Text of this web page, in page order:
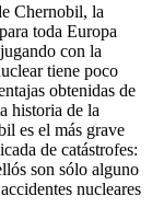
Chernobil, la
toda Europa
con la
tiene poco
obtenidas de
historia de la
es el más grave
de catástrofes:
son sólo alguno
nucleares